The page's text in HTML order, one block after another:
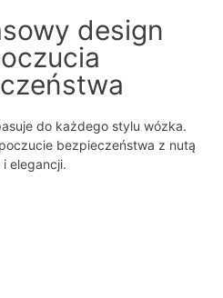
design
do każdego stylu wózka.
bezpieczeństwa z nutą
i elegancji.